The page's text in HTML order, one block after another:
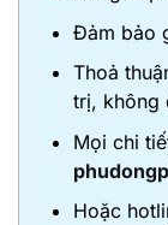
Đảm bảo
Thoả
trị, không
Mọi chi
Hoặc